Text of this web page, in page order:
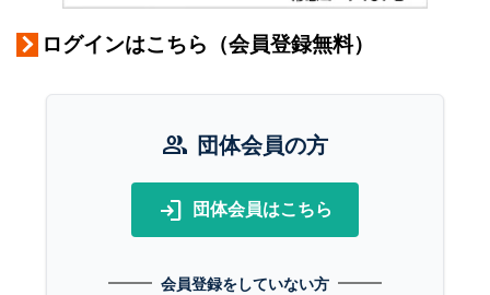
ログインはこちら（会員登録無料）
group 団体会員の方
login 団体会員はこちら
会員登録をしていない方